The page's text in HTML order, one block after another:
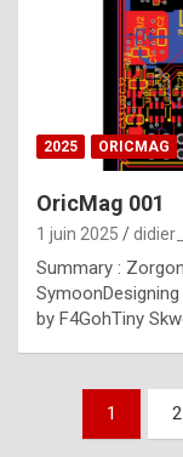
2025 ORICMAG
OricMag 001
1 juin 2025
Summary :
by F4GohTiny
Pagination
1 2